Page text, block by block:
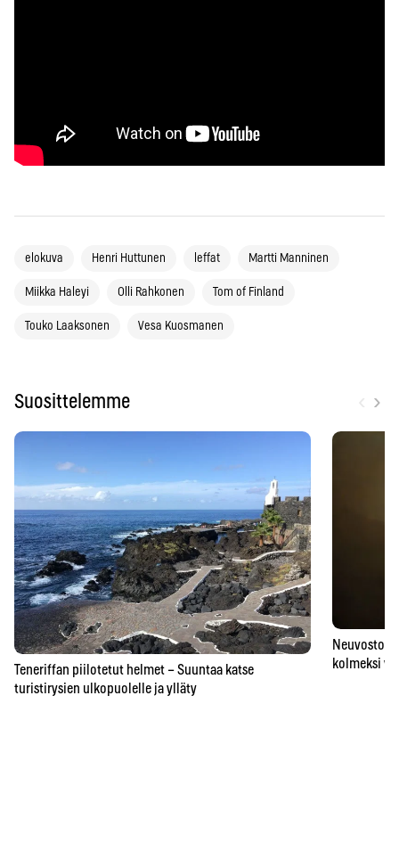
elokuva Henri Huttunen leffat Martti Manninen
Miikka Haleyi Olli Rahkonen Tom of Finland
Touko Laaksonen Vesa Kuosmanen
Suosittelemme ›
Teneriffan piilotetut helmet – Suuntaa katse
turistirysien ulkopuolelle ja ylläty
kolmeksi